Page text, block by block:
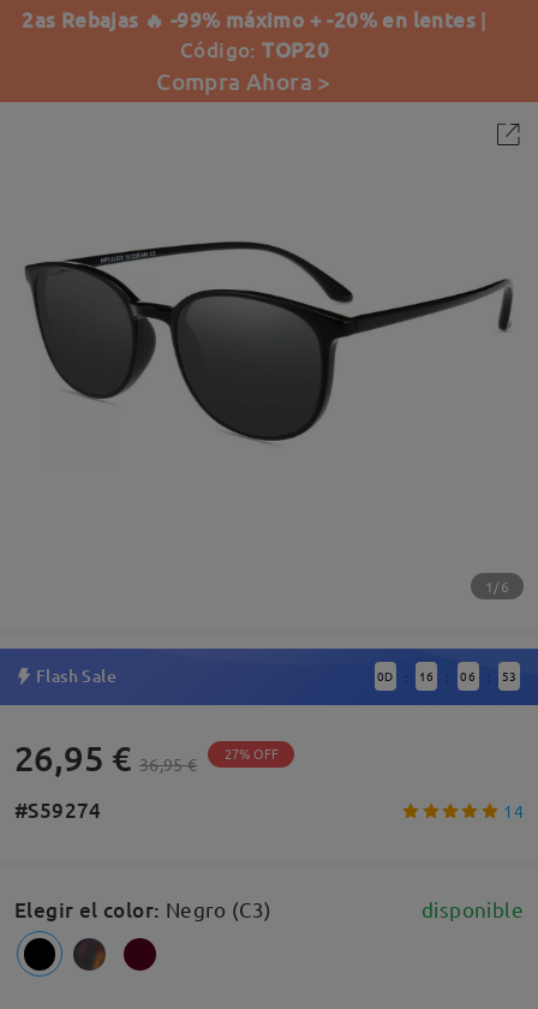
2as Rebajas 🔥 -99% máximo + -20% en lentes |
Código:TOP20
Compra Ahora >
1/6
Flash Sale 0D : 16 : 06 : 53
26,95 € 36,95 € 27% OFF
#S59274 14
Elegir el color: Negro (C3) disponible